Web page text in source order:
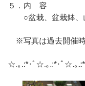
５．内 容
○盆栽、盆栽鉢、
※写真は過去開催時
☆.｡.:*･ﾟ☆.｡.:*･ﾟ☆.｡